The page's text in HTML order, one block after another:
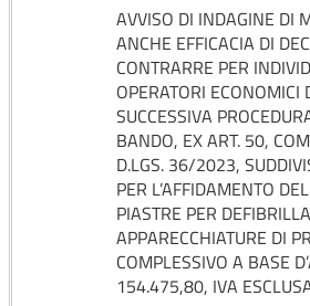
AVVISO DI INDAGINE DI
ANCHE EFFICACIA DI
CONTRARRE PER
OPERATORI ECONOMICI
SUCCESSIVA
BANDO, EX ART. 50,
D.LGS. 36/2023,
PER L’AFFIDAMENTO
PIASTRE PER
APPARECCHIATURE DI
COMPLESSIVO A BASE
154.475,80, IVA